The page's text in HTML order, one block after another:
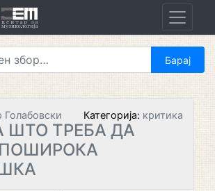
Голабовски Категорија: критика
ШТО ТРЕБА ДА